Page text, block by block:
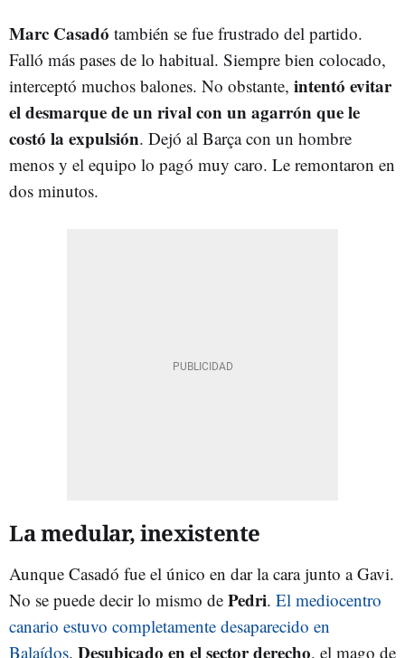
Marc Casadó también se fue frustrado del partido.
Falló más pases de lo habitual. Siempre bien colocado,
interceptó muchos balones. No obstante, intentó evitar
el desmarque de un rival con un agarrón que le
costó la expulsión. Dejó al Barça con un hombre
menos y el equipo lo pagó muy caro. Le remontaron en
dos minutos.
La medular, inexistente
Aunque Casadó fue el único en dar la cara junto a Gavi.
No se puede decir lo mismo de Pedri. El mediocentro
canario estuvo completamente desaparecido en
Balaídos. Desubicado en el sector derecho, el mago de